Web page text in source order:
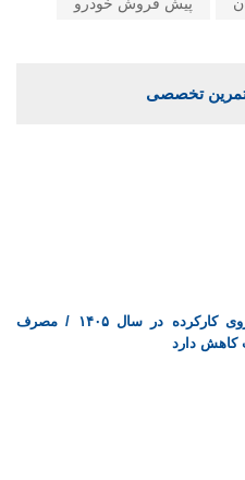
تمرین تخصصی
واردات ۲۵ هزار خودروی کارکرده در سال ۱۴۰۵ / مصرف
کاهش دارد